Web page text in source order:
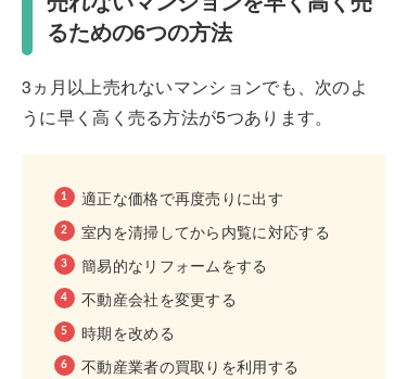
るための6つの方法
3ヵ月以上売れないマンションでも、次のよ
うに早く高く売る方法が5つあります。
適正な価格で再度売りに出す
室内を清掃してから内覧に対応する
簡易的なリフォームをする
不動産会社を変更する
時期を改める
不動産業者の買取りを利用する